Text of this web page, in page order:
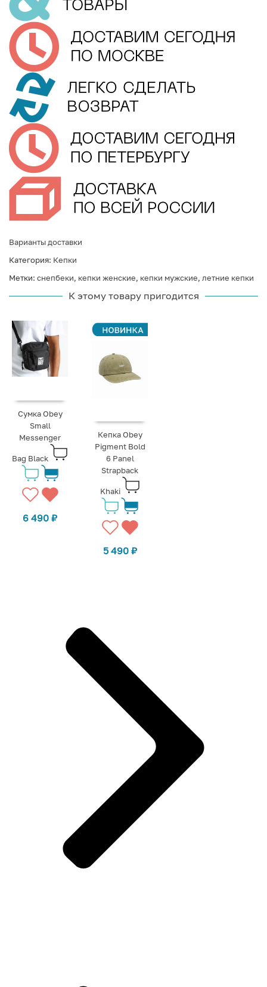
Варианты доставки
Категория: Кепки
Метки: снепбеки, кепки женские, кепки мужские, летние кепки
К этому товару пригодится
Сумка Obey
Small
Messenger
Bag Black
6 490₽
Кепка Obey
Pigment Bold
6 Panel
Strapback
Khaki
5 490 ₽